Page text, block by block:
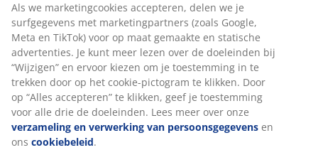
Als we marketingcookies accepteren, delen we je
surfgegevens met marketingpartners (zoals Google,
Meta en TikTok) voor op maat gemaakte en statische
advertenties. Je kunt meer lezen over de doeleinden bij
“Wijzigen” en ervoor kiezen om je toestemming in te
trekken door op het cookie-pictogram te klikken. Door
op “Alles accepteren” te klikken, geef je toestemming
voor alle drie de doeleinden. Lees meer over onze
verzameling en verwerking van persoonsgegevens en
ons cookiebeleid.